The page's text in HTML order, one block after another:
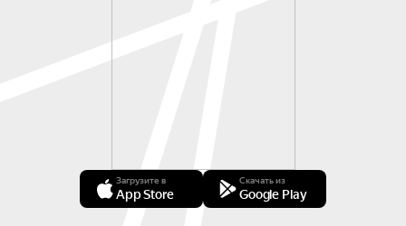
Загрузите в
App Store
Скачать из
Google Play